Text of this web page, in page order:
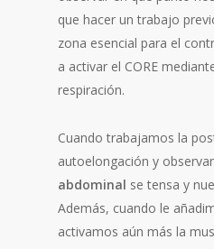
que hacer un trabajo
zona esencial para el
a activar el CORE
respiración.
Cuando trabajamos la
autoelongación y
abdominal se tensa y
Además, cuando le
activamos aún más la